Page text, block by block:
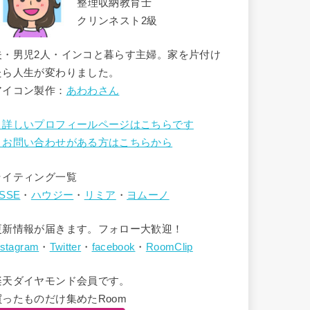
整理収納教育士
クリンネスト2級
・男児2人・インコと暮らす主婦。家を片付け
ら人生が変わりました。
コン製作： あわわさん
しいプロフィールページはこちらです
問い合わせがある方はこちらから
イティング一覧
・ ハウジー ・ リミア ・ ヨムーノ
新情報が届きます。フォロー大歓迎！
・ Twitter ・ facebook ・ RoomClip
天ダイヤモンド会員です。
ったものだけ集めたRoom